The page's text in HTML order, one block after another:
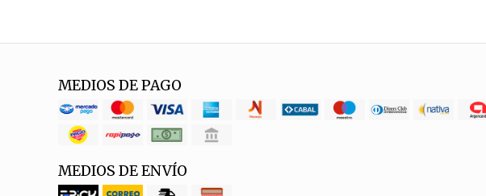
MEDIOS DE PAGO
MEDIOS DE ENVÍO